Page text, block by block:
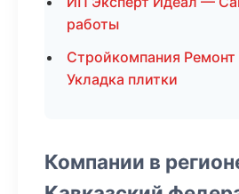
работы
Стройкомпания
Укладка плитки
Компании в